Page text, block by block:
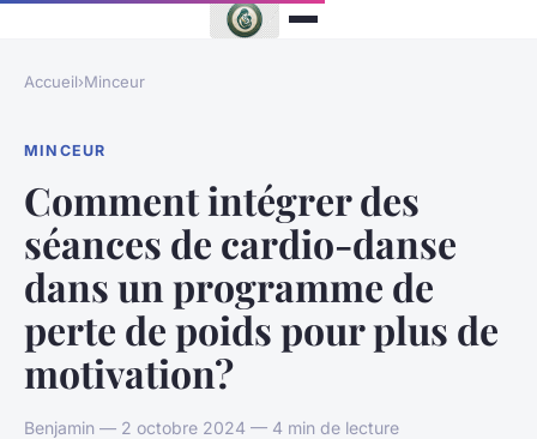
Accueil›Minceur
MINCEUR
Comment intégrer des
séances de cardio-danse
dans un programme de
perte de poids pour plus de
motivation?
Benjamin — 2 octobre 2024 — 4 min de lecture